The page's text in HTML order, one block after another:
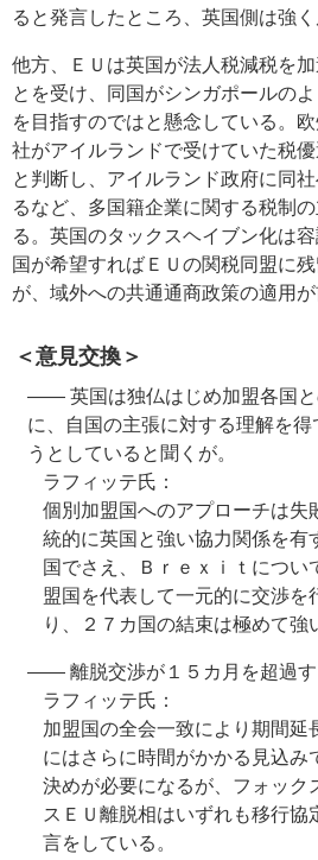
ると発言したところ、英国側は強く
他方、ＥＵは英国が法人税減税を
とを受け、同国がシンガポールの
を目指すのではと懸念している。
社がアイルランドで受けていた税
と判断し、アイルランド政府に同
るなど、多国籍企業に関する税制
る。英国のタックスヘイブン化は
国が希望すればＥＵの関税同盟に
が、域外への共通通商政策の適用が
＜意見交換＞
―― 英国は独仏はじめ加盟各国と
に、自国の主張に対する理解を得
うとしていると聞くが。
ラフィッテ氏：
個別加盟国へのアプローチは失
統的に英国と強い協力関係を有
国でさえ、Ｂｒｅｘｉｔについ
盟国を代表して一元的に交渉を
り、２７カ国の結束は極めて強
―― 離脱交渉が１５カ月を超過す
ラフィッテ氏：
加盟国の全会一致により期間延
にはさらに時間がかかる見込み
決めが必要になるが、フォック
スＥＵ離脱相はいずれも移行協
言をしている。